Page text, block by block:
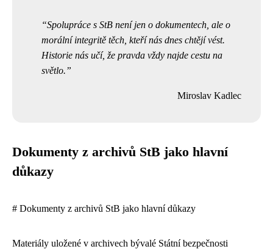
Spolupráce s StB není jen o dokumentech, ale o
morální integritě těch, kteří nás dnes chtějí vést.
Historie nás učí, že pravda vždy najde cestu na
světlo.
Miroslav Kadlec
Dokumenty z archivů StB jako hlavní
důkazy
# Dokumenty z archivů StB jako hlavní důkazy
Materiály uložené v archivech bývalé Státní bezpečnosti